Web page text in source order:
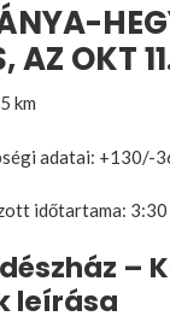
AZ OKT
km
adatai: +130/-
időtartama:
–
leírása